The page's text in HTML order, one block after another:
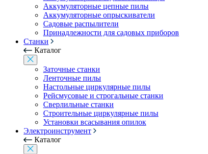
Аккумуляторные цепные пилы
Аккумуляторные опрыскиватели
Садовые распылители
Принадлежности для садовых приборов
Станки
Каталог
Заточные станки
Ленточные пилы
Настольные циркулярные пилы
Рейсмусовые и строгальные станки
Сверлильные станки
Строительные циркулярные пилы
Установки всасывания опилок
Электроинструмент
Каталог